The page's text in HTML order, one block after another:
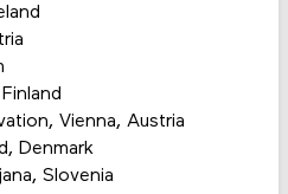
Vienna, Austria
Denmark
Slovenia